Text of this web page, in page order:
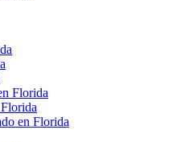
Florida
en Florida